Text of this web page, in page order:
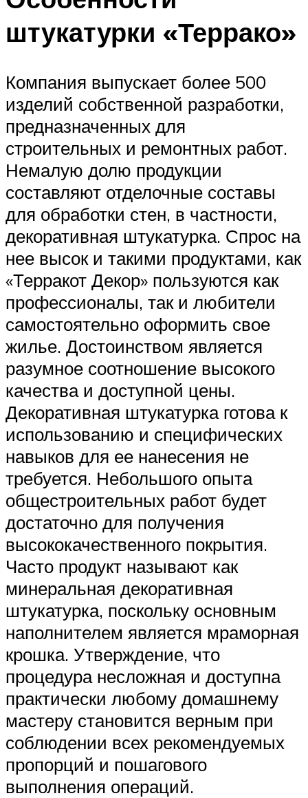
штукатурки «Террако»
Компания выпускает более 500
изделий собственной разработки,
предназначенных для
строительных и ремонтных работ.
Немалую долю продукции
составляют отделочные составы
для обработки стен, в частности,
декоративная штукатурка. Спрос на
нее высок и такими продуктами, как
«Терракот Декор» пользуются как
профессионалы, так и любители
самостоятельно оформить свое
жилье. Достоинством является
разумное соотношение высокого
качества и доступной цены.
Декоративная штукатурка готова к
использованию и специфических
навыков для ее нанесения не
требуется. Небольшого опыта
общестроительных работ будет
достаточно для получения
высококачественного покрытия.
Часто продукт называют как
минеральная декоративная
штукатурка, поскольку основным
наполнителем является мраморная
крошка. Утверждение, что
процедура несложная и доступна
практически любому домашнему
мастеру становится верным при
соблюдении всех рекомендуемых
пропорций и пошагового
выполнения операций.